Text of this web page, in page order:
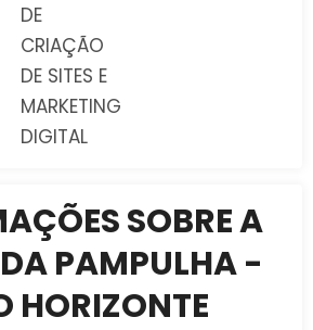
DE
CRIAÇÃO
DE SITES E
MARKETING
DIGITAL
SOBRE A
PAMPULHA -
HORIZONTE